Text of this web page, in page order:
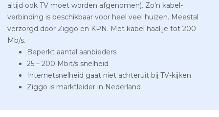
altijd ook TV moet worden afgenomen). Zo’n kabel-
verbinding is beschikbaar voor heel veel huizen. Meestal
verzorgd door Ziggo en KPN. Met kabel haal je tot 200
Mb/s.
Beperkt aantal aanbieders
25 – 200 Mbit/s snelheid
Internetsnelheid gaat niet achteruit bij TV-kijken
Ziggo is marktleider in Nederland